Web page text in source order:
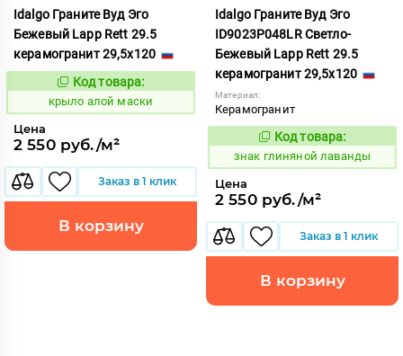
Idalgo Граните Вуд Эго
Бежевый Lapp Rett 29.5
керамогранит 29,5x120
828297
Код товара:
крыло алой маски
Цена
2 550 руб./м²
Заказ в 1 клик
В корзину
Idalgo Граните Вуд Эго
ID9023P048LR Светло-
Бежевый Lapp Rett 29.5
керамогранит 29,5x120
Материал:
Керамогранит
486541
Код товара:
знак глиняной лаванды
Цена
2 550 руб./м²
Заказ в 1 клик
В корзину